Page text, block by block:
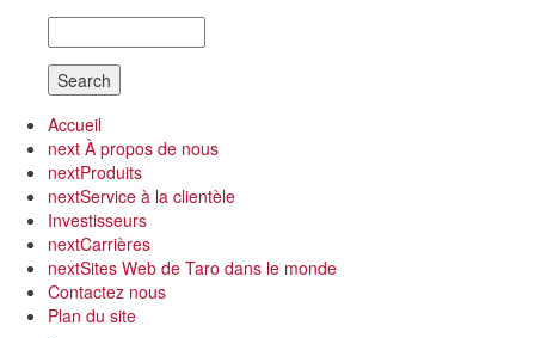
Accueil
next À propos de nous
nextProduits
nextService à la clientèle
Investisseurs
nextCarrières
nextSites Web de Taro dans le monde
Contactez nous
Plan du site